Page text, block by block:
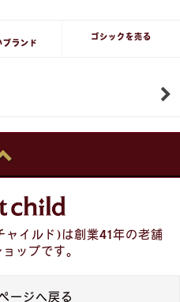
ブランド
ゴシックを売る
イルド)は創業41年の老舗
ップです。
ージへ戻る